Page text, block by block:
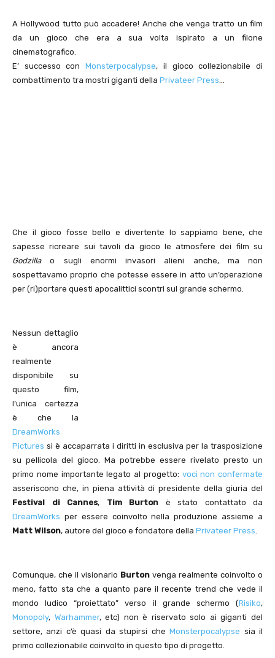
A Hollywood tutto può accadere! Anche che venga tratto un film
da un gioco che era a sua volta ispirato a un filone
cinematografico.
E’ successo conMonsterpocalypse, il gioco collezionabile di
combattimento tra mostri giganti della Privateer Press…
Che il gioco fosse bello e divertente lo sappiamo bene, che
sapesse ricreare sui tavoli da gioco le atmosfere dei film su
Godzillao sugli enormi invasori alieni anche, ma non
sospettavamo proprio che potesse essere in atto un’operazione
per (ri)portare questi apocalittici scontri sul grande schermo.
Nessun dettaglio
è ancora
realmente
disponibile su
questo film,
l’unica certezza
è che la
DreamWorks
Pictures si è accaparrata i diritti in esclusiva per la trasposizione
su pellicola del gioco. Ma potrebbe essere rivelato presto un
primo nome importante legato al progetto: voci non confermate
asseriscono che, in piena attività di presidente della giuria del
Festival di Cannes, Tim Burton è stato contattato da
DreamWorks per essere coinvolto nella produzione assieme a
Matt Wilson, autore del gioco e fondatore della Privateer Press.
Comunque, che il visionario Burton venga realmente coinvolto o
meno, fatto sta che a quanto pare il recente trend che vede il
mondo ludico “proiettato” verso il grande schermo (Risiko,
Monopoly, Warhammer, etc) non è riservato solo ai giganti del
settore, anzi c’è quasi da stupirsi cheMonsterpocalypse sia il
primo collezionabile coinvolto in questo tipo di progetto.